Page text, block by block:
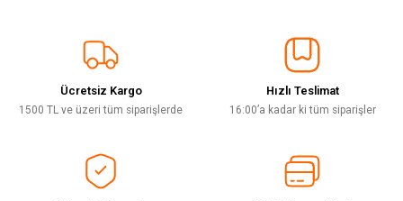
Ürün resmi kalitesiz, bozuk veya görüntülenemiyor.
Ürün açıklamasında eksik bilgiler bulunuyor.
Ürün bilgilerinde hatalar bulunuyor.
Bu ürüne benzer farklı alternatifler olmalı.
Deneyimini Paylaş
Ücretsiz Kargo
1500 TL ve üzeri tüm siparişlerde
Hızlı Teslimat
16:00’a kadar ki tüm siparişler